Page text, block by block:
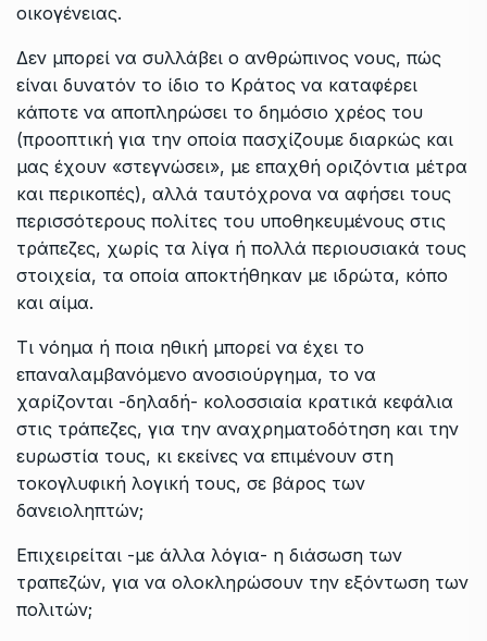
οικογένειας.
Δεν μπορεί να συλλάβει ο ανθρώπινος νους, πώς
είναι δυνατόν το ίδιο το Κράτος να καταφέρει
κάποτε να αποπληρώσει το δημόσιο χρέος του
(προοπτική για την οποία πασχίζουμε διαρκώς και
μας έχουν «στεγνώσει», με επαχθή οριζόντια μέτρα
και περικοπές), αλλά ταυτόχρονα να αφήσει τους
περισσότερους πολίτες του υποθηκευμένους στις
τράπεζες, χωρίς τα λίγα ή πολλά περιουσιακά τους
στοιχεία, τα οποία αποκτήθηκαν με ιδρώτα, κόπο
και αίμα.
Τι νόημα ή ποια ηθική μπορεί να έχει το
επαναλαμβανόμενο ανοσιούργημα, το να
χαρίζονται -δηλαδή- κολοσσιαία κρατικά κεφάλια
στις τράπεζες, για την αναχρηματοδότηση και την
ευρωστία τους, κι εκείνες να επιμένουν στη
τοκογλυφική λογική τους, σε βάρος των
δανειοληπτών;
Επιχειρείται -με άλλα λόγια- η διάσωση των
τραπεζών, για να ολοκληρώσουν την εξόντωση των
πολιτών;